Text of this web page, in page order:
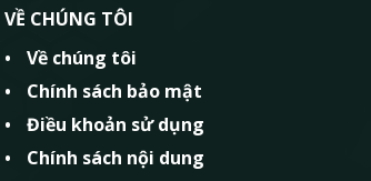
VỀ CHÚNG TÔI
Về chúng tôi
Chính sách bảo mật
Điều khoản sử dụng
Chính sách nội dung